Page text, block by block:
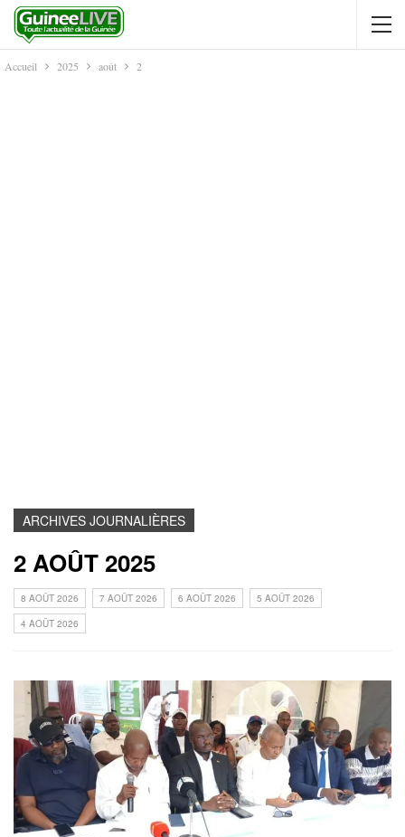
Accueil 2025 août 2
ARCHIVES JOURNALIÈRES
2 AOÛT 2025
8 AOÛT 2026 7 AOÛT 2026 6 AOÛT 2026
5 AOÛT 2026
4 AOÛT 2026